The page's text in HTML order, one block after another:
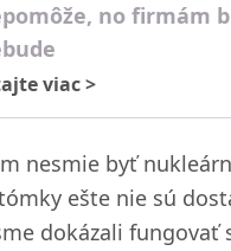
no firmám
viac>
nesmie byť
ešte nie sú
dokázali fungovať